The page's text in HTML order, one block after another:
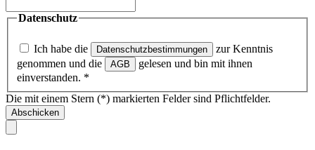
Datenschutz
Ich habe die Datenschutzbestimmungen
zur Kenntnis
genommen und die
AGB
gelesen und bin mit ihnen
einverstanden. *
Die mit einem Stern (*) markierten Felder sind Pflichtfelder.
Abschicken